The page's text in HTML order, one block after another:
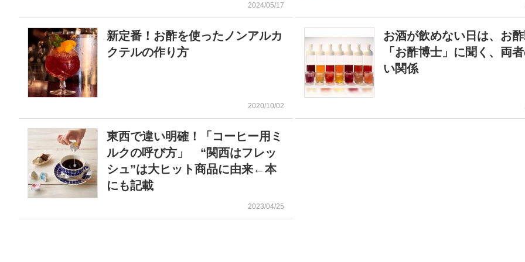
2024/05/17
新定番！お酢を使ったノンアルカ
クテルの作り方
2020/10/02
お酒が飲めない日は、お
「お酢博士」に聞く、両
い関係
東西で違い明確！「コーヒー用ミ
ルクの呼び方」 “関西はフレッ
シュ”は大ヒット商品に由来←本
にも記載
2023/04/25